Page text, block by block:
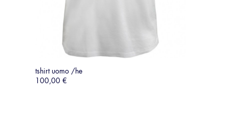
tshirt uomo /he
100,00 €